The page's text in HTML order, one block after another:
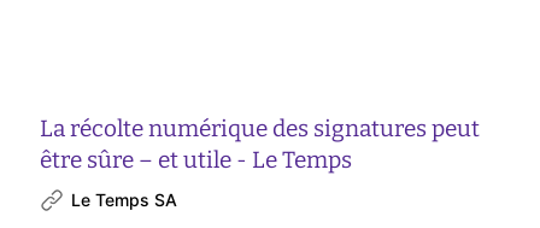
La récolte numérique des signatures peut
être sûre – et utile - Le Temps
Le Temps SA